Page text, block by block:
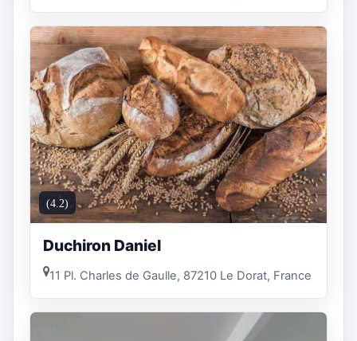
(4.2)
Duchiron Daniel
11 Pl. Charles de Gaulle, 87210 Le Dorat, France